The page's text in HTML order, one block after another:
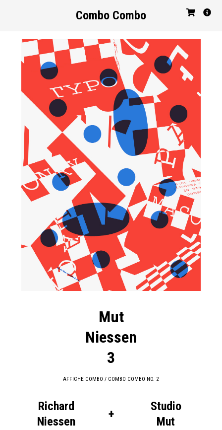
Combo Combo
Mut
Niessen
3
AFFICHE COMBO / COMBO COMBO NO. 2
Richard
Niessen
+
Studio
Mut